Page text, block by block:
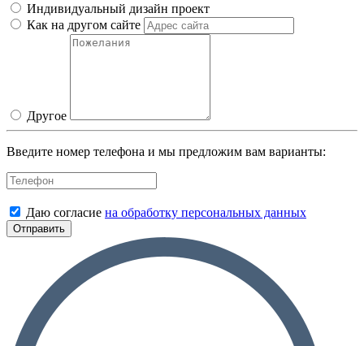
Индивидуальный дизайн проект
Как на другом сайте
Другое
Введите номер телефона и мы предложим вам варианты:
Даю согласие на обработку персональных данных
Отправить